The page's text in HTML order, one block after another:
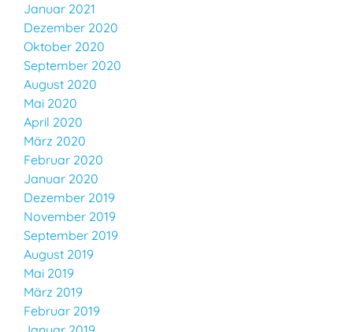
Januar 2021
Dezember 2020
Oktober 2020
September 2020
August 2020
Mai 2020
April 2020
März 2020
Februar 2020
Januar 2020
Dezember 2019
November 2019
September 2019
August 2019
Mai 2019
März 2019
Februar 2019